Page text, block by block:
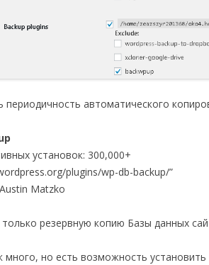
автоматического
установок: 300,000+
plugins/wp-db-backup/”
Matzko
только резервную копию Базы данных
много, но есть возможность